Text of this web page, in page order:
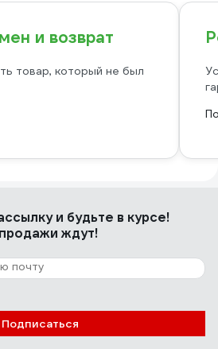
и возврат
товар, который не был
и будьте в курсе!
ждут!
Подписаться